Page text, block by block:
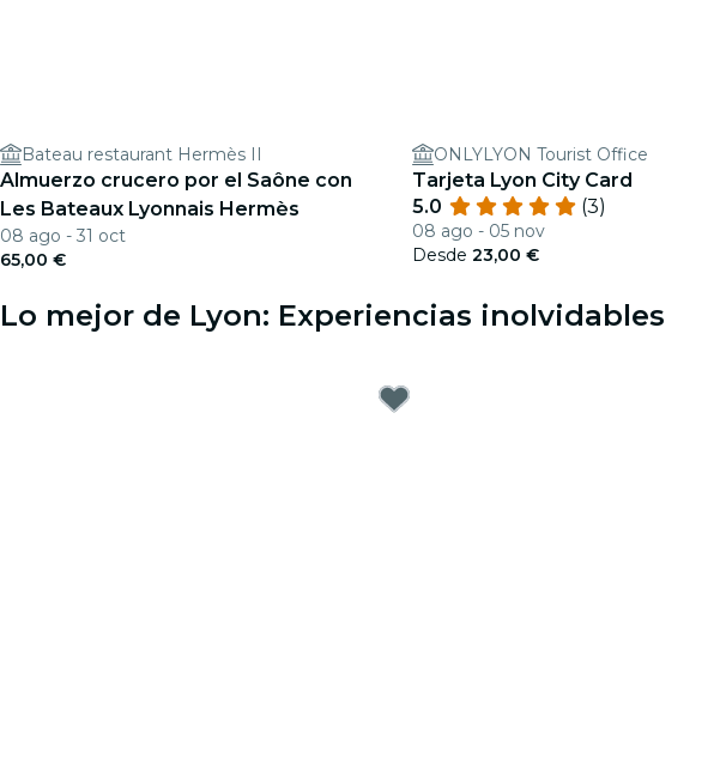
Bateau restaurant Hermès II
Almuerzo crucero por el Saône con
Les Bateaux Lyonnais Hermès
08 ago - 31 oct
65,00 €
ONLYLYON Tourist Office
Tarjeta Lyon City Card
5.0
(3)
08 ago - 05 nov
Desde 23,00 €
Lo mejor de Lyon: Experiencias inolvidables